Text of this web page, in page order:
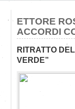
ETTORE
ACCORDI
RITRATTO
VERDE”